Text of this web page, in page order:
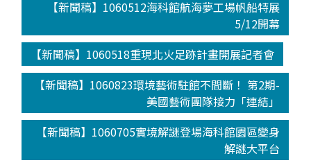
【新聞稿】1060512海科館航海夢工場帆船特展
5/12開幕
【新聞稿】1060518重現北火足跡計畫開展記者會
【新聞稿】1060823環境藝術駐館不間斷！ 第2期-
美國藝術團隊接力「連結」
【新聞稿】1060705實境解謎登場海科館園區變身
解謎大平台